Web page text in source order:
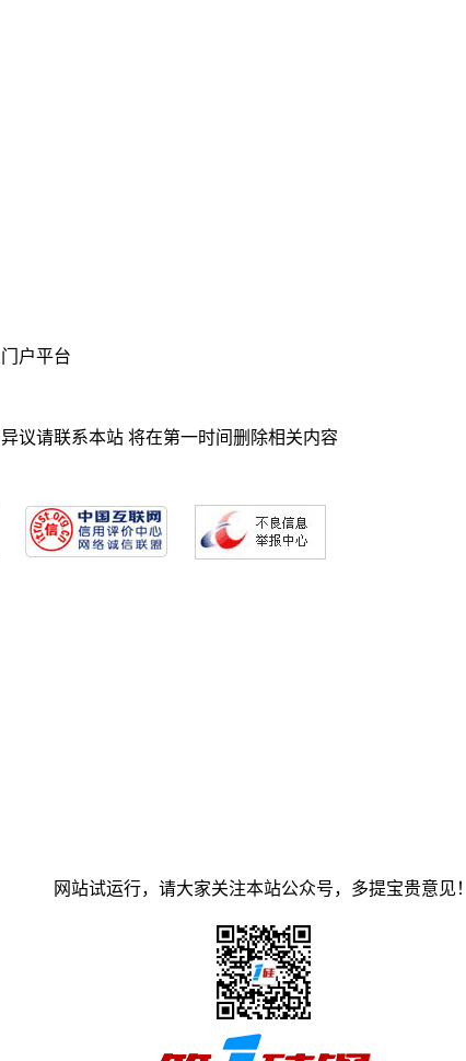
户平台
议请联系本站 将在第一时间删除相关内容
网站试运行，请大家关注本站公众号，多提宝贵意见！